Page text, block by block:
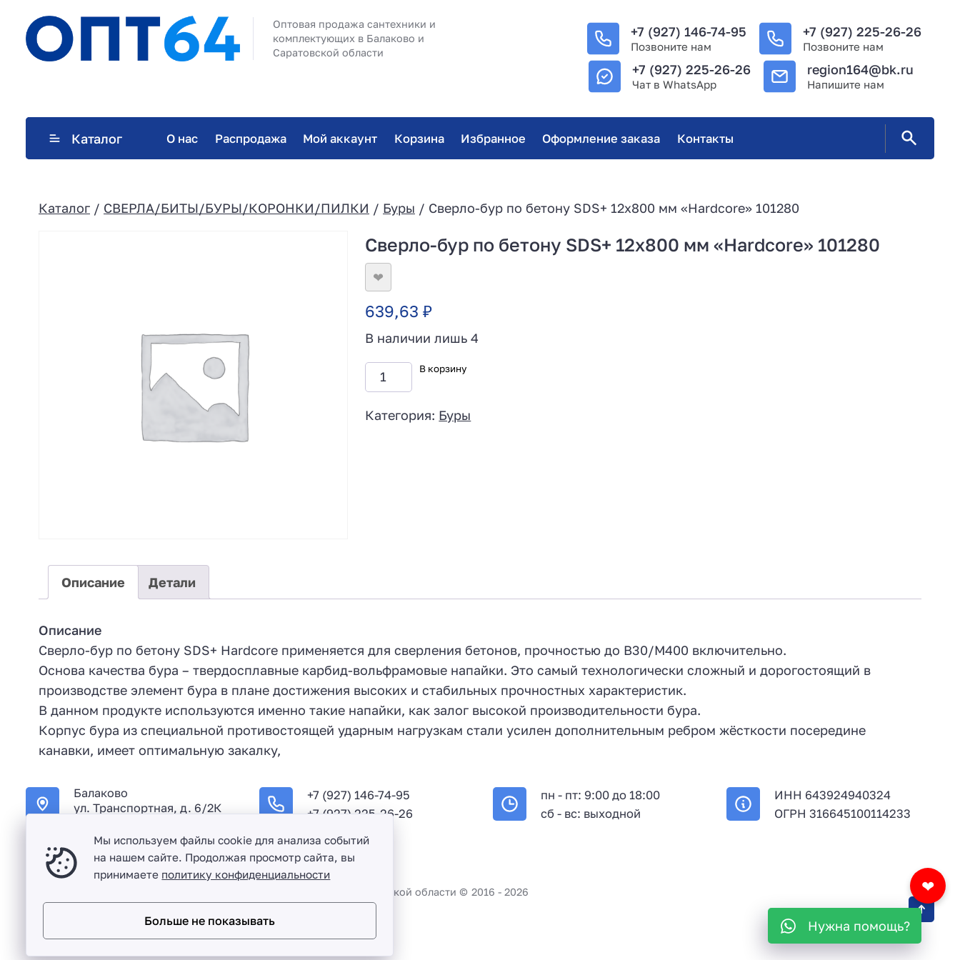
Оптовая продажа сантехники и
комплектующих в Балаково и
Саратовской области
+7 (927) 146-74-95
Позвоните нам
+7 (927) 225-26-26
Позвоните нам
+7 (927) 225-26-26
Чат в WhatsApp
region164@bk.ru
Напишите нам
Каталог О нас Распродажа Мой аккаунт Корзина Избранное Оформление заказа Контакты
Каталог / СВЕРЛА/БИТЫ/БУРЫ/КОРОНКИ/ПИЛКИ / Буры / Сверло-бур по бетону SDS+ 12х800 мм «Hardcore» 101280
Сверло-бур по бетону SDS+ 12х800 мм «Hardcore» 101280
❤
639,63₽
В наличии лишь 4
В корзину
Категория: Буры
Описание Детали
Описание
Сверло-бур по бетону SDS+ Hardcore применяется для сверления бетонов, прочностью до В30/М400 включительно.
Основа качества бура – твердосплавные карбид-вольфрамовые напайки. Это самый технологически сложный и дорогостоящий в
производстве элемент бура в плане достижения высоких и стабильных прочностных характеристик.
В данном продукте используются именно такие напайки, как залог высокой производительности бура.
Корпус бура из специальной противостоящей ударным нагрузкам стали усилен дополнительным ребром жёсткости посередине
канавки, имеет оптимальную закалку,
Балаково
ул. Транспортная, д. 6/2К
+7 (927) 146-74-95
+7 (927) 225-26-26
пн - пт: 9:00 до 18:00
сб - вс: выходной
ИНН 643924940324
ОГРН 316645100114233
❤
Оптовая продажа сантехники и комплектующих в Балаково и Саратовской области © 2016 - 2026
Разработка сайта и дизайн: revtail.ru
Мы используем файлы cookie для анализа событий
на нашем сайте. Продолжая просмотр сайта, вы
принимаете политику конфиденциальности
Больше не показывать Нужна помощь?